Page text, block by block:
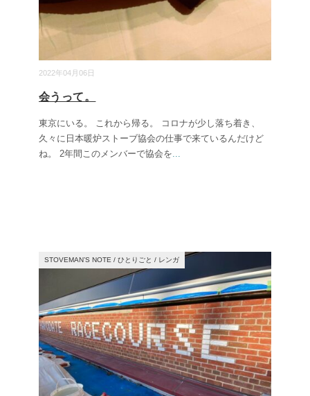
2022年04月06日
会うって。
東京にいる。 これから帰る。 コロナが少し落ち着き、
久々に日本暖炉ストーブ協会の仕事で来ているんだけど
ね。 2年間このメンバーで協会を...
STOVEMAN’S NOTE / ひとりごと / レンガ